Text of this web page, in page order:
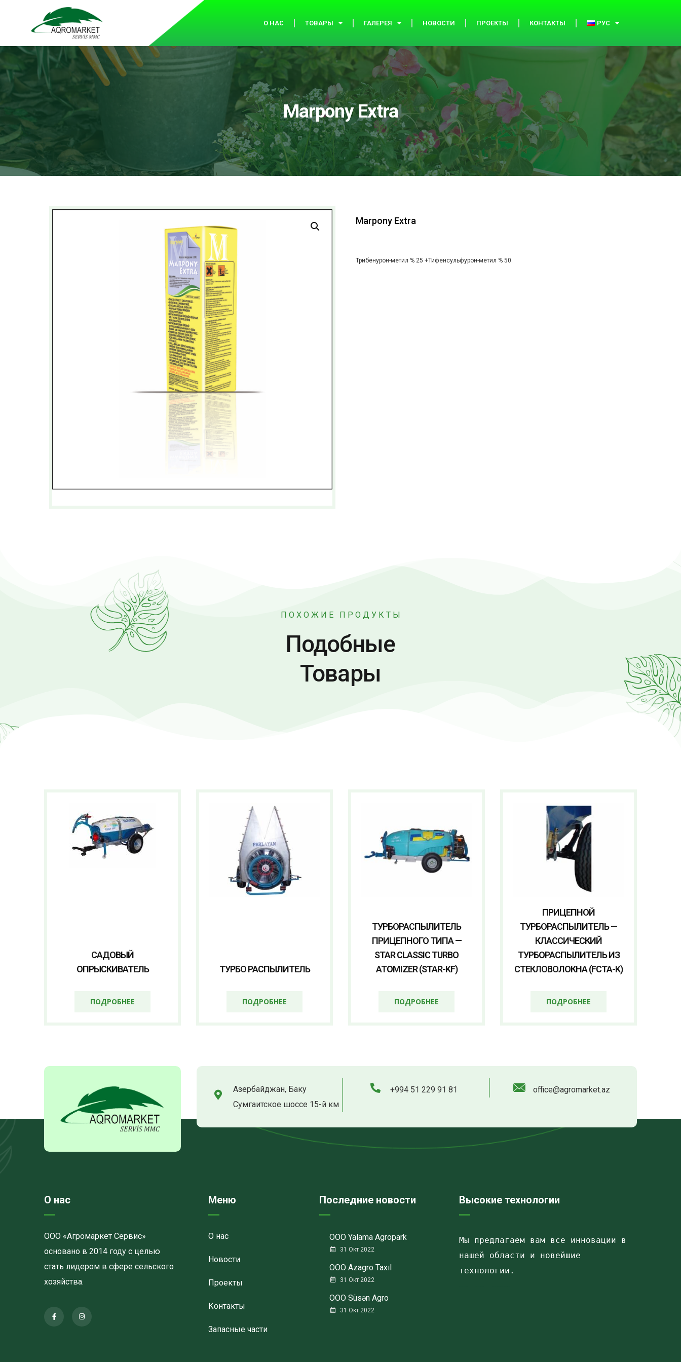
О НАС ТОВАРЫ ГАЛЕРЕЯ НОВОСТИ ПРОЕКТЫ КОНТАКТЫ РУС
Marpony Extra
Marpony Extra
Трибенурон-метил % 25 +Тифенсульфурон-метил % 50.
ПОХОЖИЕ ПРОДУКТЫ
Подобные
Товары
САДОВЫЙ
ОПРЫСКИВАТЕЛЬ
ПОДРОБНЕЕ
ТУРБО РАСПЫЛИТЕЛЬ
ПОДРОБНЕЕ
ТУРБОРАСПЫЛИТЕЛЬ
ПРИЦЕПНОГО ТИПА —
STAR CLASSIC TURBO
ATOMIZER (STAR-KF)
ПОДРОБНЕЕ
ПРИЦЕПНОЙ
ТУРБОРАСПЫЛИТЕЛЬ —
КЛАССИЧЕСКИЙ
ТУРБОРАСПЫЛИТЕЛЬ ИЗ
СТЕКЛОВОЛОКНА (FCTA-K)
ПОДРОБНЕЕ
Азербайджан, Баку
Сумгаитское шоссе 15-й км
+994 51 229 91 81 office@agromarket.az
О нас
ООО «Агромаркет Сервис»
основано в 2014 году с целью
стать лидером в сфере сельского
хозяйства.
Меню
О нас
Новости
Проекты
Контакты
Запасные части
Последние новости
ООО Yalama Agropark
31 Окт 2022
ООО Azagro Taxıl
31 Окт 2022
ООО Süsən Agro
31 Окт 2022
Высокие технологии
Мы предлагаем вам все инновации в
нашей области и новейшие
технологии.